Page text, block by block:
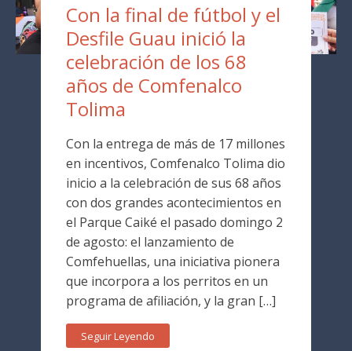
Con la final de fútbol y el
Desfile Guau inició la
celebración de los 68
años de Comfenalco
Tolima
Con la entrega de más de 17 millones
en incentivos, Comfenalco Tolima dio
inicio a la celebración de sus 68 años
con dos grandes acontecimientos en
el Parque Caiké el pasado domingo 2
de agosto: el lanzamiento de
Comfehuellas, una iniciativa pionera
que incorpora a los perritos en un
programa de afiliación, y la gran […]
Seguir Leyendo